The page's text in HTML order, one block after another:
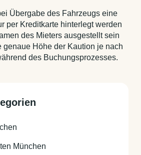
Übergabe des Fahrzeugs eine
per Kreditkarte hinterlegt werden
des Mieters ausgestellt sein
genaue Höhe der Kaution je nach
des Buchungsprozesses.
München